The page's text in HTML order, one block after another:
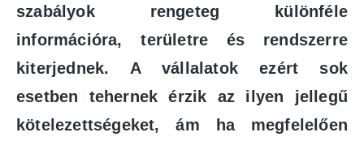
szabályok rengeteg különféle
információra, területre és rendszerre
kiterjednek. A vállalatok ezért sok
esetben tehernek érzik az ilyen jellegű
kötelezettségeket, ám ha megfelelően